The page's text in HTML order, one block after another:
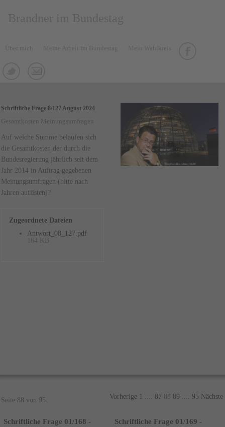
Schriftliche Frage 8/127 August 2024
Gesamtkosten Meinungsumfragen
Auf welche Summe belaufen sich
die Gesamtkosten der durch die
Bundesregierung jährlich seit dem
Jahr 2014 in Auftrag gegebenen
Meinungsumfragen (bitte nach
Jahren auflisten)?
Zugeordnete Dateien
Antwort_08_127.pdf
164 KB
Seite 88 von 95. Vorherige 1 87 88 89 95 Nächste
Schriftliche Frage 01/168 -
Schriftliche Frage 01/169 -